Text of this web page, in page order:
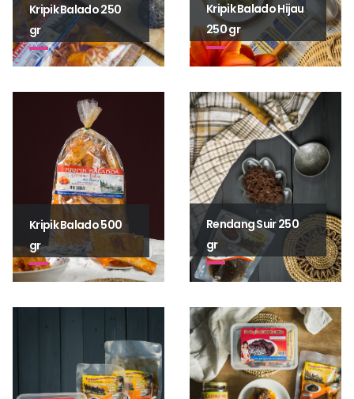
Kripik Balado 250
gr
Kripik Balado Hijau
250 gr
Kripik Balado 500
gr
Rendang Suir 250
gr